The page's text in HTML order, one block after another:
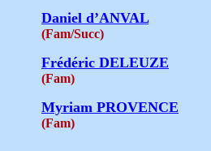
Daniel d’ANVAL
(Fam/Succ)
Frédéric DELEUZE
(Fam)
Myriam PROVENCE
(Fam)